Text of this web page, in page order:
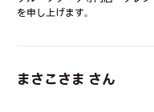
を申し上げます。
まさこさま さん